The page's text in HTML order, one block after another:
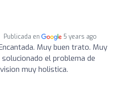
Publicada en 5 years ago
Muy buen trato. Muy
el problema de
muy holistica.